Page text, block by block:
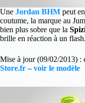
Une Jordan BHM peut
coutume, la marque au
bien plus sobre que la
brille en réaction à un
Mise à jour (09/02/2013) :
Store.fr – voir le modèle